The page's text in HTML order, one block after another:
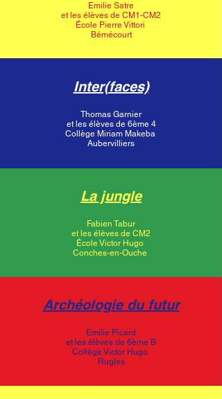
Emilie Satre
et les élèves de CM1-CM2
École Pierre Vittori
Bémécourt
Inter(faces)
Thomas Garnier
et les élèves de 6ème 4
Collège Miriam Makeba
Aubervilliers
La jungle
Fabien Tabur
et les élèves de CM2
École Victor Hugo
Conches-en-Ouche
Archéologie du futur
Emilie Picard
et les élèves de 6ème B
Collège Victor Hugo
Rugles